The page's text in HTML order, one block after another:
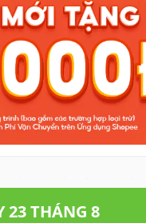
23 THÁNG 8